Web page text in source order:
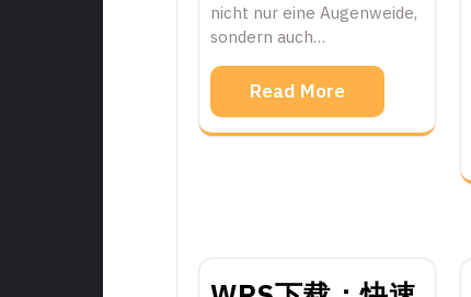
nicht nur eine Augenweide,
sondern auch…
Read More